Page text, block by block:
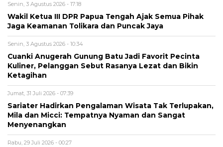
Senin, 3 Agustus 2026 - 17:18
Wakil Ketua III DPR Papua Tengah Ajak Semua Pihak
Jaga Keamanan Tolikara dan Puncak Jaya
Senin, 3 Agustus 2026 - 10:34
Cuanki Anugerah Gunung Batu Jadi Favorit Pecinta
Kuliner, Pelanggan Sebut Rasanya Lezat dan Bikin
Ketagihan
Jumat, 31 Juli 2026 - 07:39
Sariater Hadirkan Pengalaman Wisata Tak Terlupakan,
Mila dan Micci: Tempatnya Nyaman dan Sangat
Menyenangkan
Rabu, 29 Juli 2026 - 00:27